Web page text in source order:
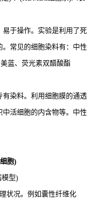
于操作。实验是利用了死
常见的细胞染料有：中性
蓝、荧光素双醋酸酯
染料。利用细胞膜的通透
活细胞的内含物等。中性
胞)
模型)
状况。例如囊性纤维化